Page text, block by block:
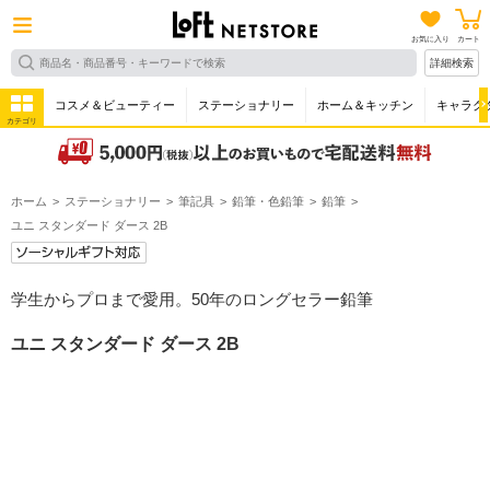
お気に入り カート
詳細検索
カテゴリ
コスメ＆ビューティー ステーショナリー ホーム＆キッチン キャラク
ホーム ステーショナリー 筆記具 鉛筆・色鉛筆
鉛筆
ユニ スタンダード ダース 2B
学生からプロまで愛用。50年のロングセラー鉛筆
ユニ スタンダード ダース 2B